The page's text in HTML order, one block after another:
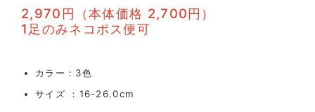
2,970円（本体価格 2,700円）
1足のみネコポス便可
カラー：3色
サイズ ：16-26.0cm